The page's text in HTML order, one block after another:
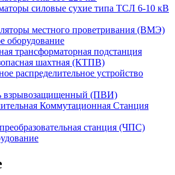
силовые сухие типа ТСЛ 6-10 кВ
местного проветривания (ВМЭ)
оборудование
трансформаторная подстанция
шахтная (КТПВ)
распределительное устройство
взрывозащищенный (ПВИ)
Коммутационная Станция
станция (ЧПС)